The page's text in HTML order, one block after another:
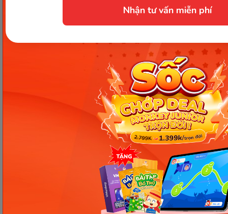
Nhận tư vấn miễn phí
Trách nhiệm của người tham gia:
Đảm bảo thực hiện đúng các quy định do BTC
Đảm bảo trung thực, không gian lận trong
quá trình tham gia. Với các trường hợp gian
lận, BTC có quyền hủy bỏ kết quả và tư cách
Quyền hạn của người tham gia:
Được tư vấn, giải đáp thắc mắc về chương
Được nhận giải theo thể lệ BTC đưa ra.